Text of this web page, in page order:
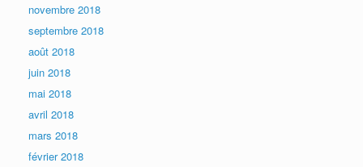
novembre 2018
septembre 2018
août 2018
juin 2018
mai 2018
avril 2018
mars 2018
février 2018